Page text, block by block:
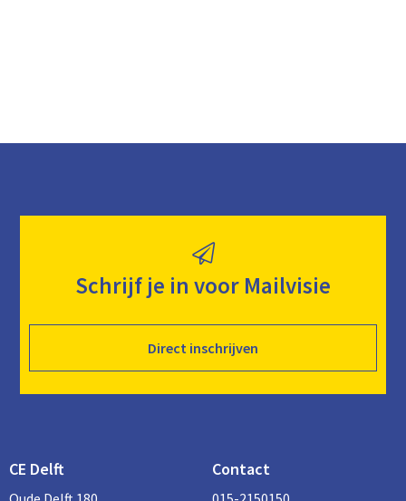
Schrijf je in voor Mailvisie
Direct inschrijven
CE Delft Contact